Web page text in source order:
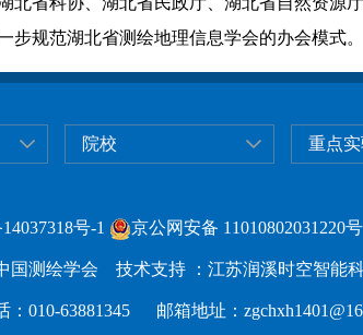
规范湖北省测绘地理信息学会的办会模式。
院校 重点
号-1 京公网安备 11010802031220号
国测绘学会 技术支持 ：江苏润溪时空智能
：010-63881345 邮箱地址：